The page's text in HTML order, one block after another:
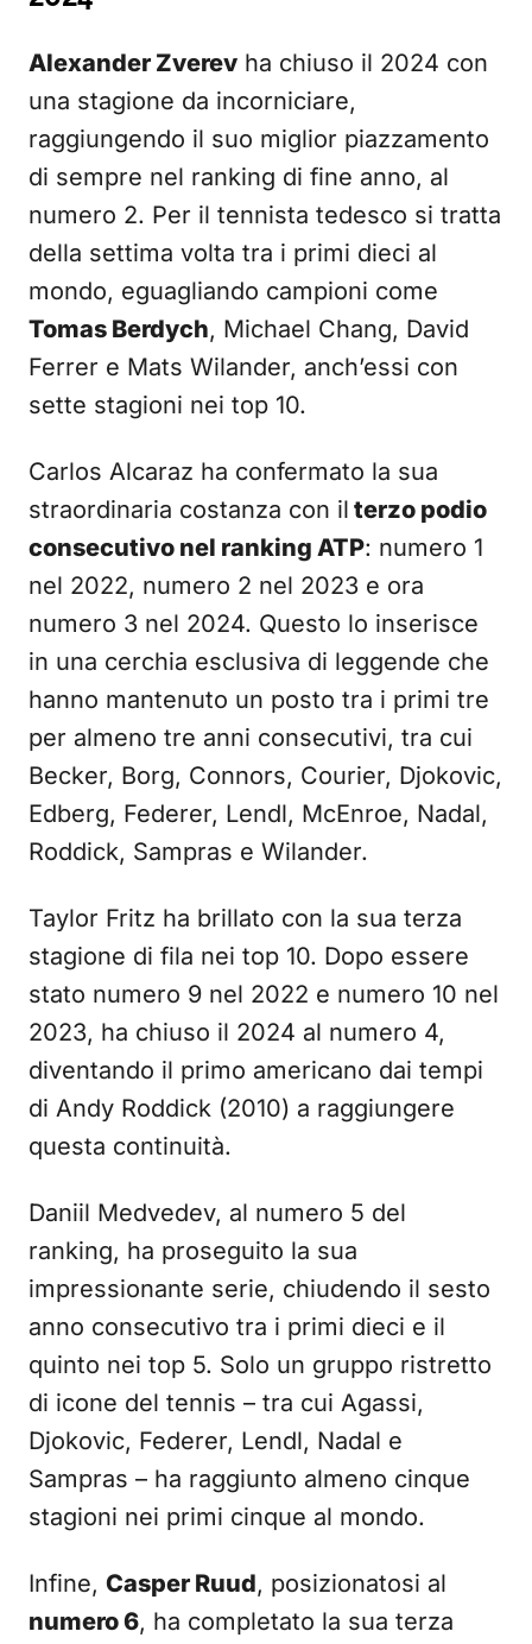
Alexander Zverev ha chiuso il 2024 con
una stagione da incorniciare,
raggiungendo il suo miglior piazzamento
di sempre nel ranking di fine anno, al
numero 2. Per il tennista tedesco si tratta
della settima volta tra i primi dieci al
mondo, eguagliando campioni come
Tomas Berdych, Michael Chang, David
Ferrer e Mats Wilander, anch’essi con
sette stagioni nei top 10.
Carlos Alcaraz ha confermato la sua
straordinaria costanza con il terzo podio
consecutivo nel ranking ATP: numero 1
nel 2022, numero 2 nel 2023 e ora
numero 3 nel 2024. Questo lo inserisce
in una cerchia esclusiva di leggende che
hanno mantenuto un posto tra i primi tre
per almeno tre anni consecutivi, tra cui
Becker, Borg, Connors, Courier, Djokovic,
Edberg, Federer, Lendl, McEnroe, Nadal,
Roddick, Sampras e Wilander.
Taylor Fritz ha brillato con la sua terza
stagione di fila nei top 10. Dopo essere
stato numero 9 nel 2022 e numero 10 nel
2023, ha chiuso il 2024 al numero 4,
diventando il primo americano dai tempi
di Andy Roddick (2010) a raggiungere
questa continuità.
Daniil Medvedev, al numero 5 del
ranking, ha proseguito la sua
impressionante serie, chiudendo il sesto
anno consecutivo tra i primi dieci e il
quinto nei top 5. Solo un gruppo ristretto
di icone del tennis – tra cui Agassi,
Djokovic, Federer, Lendl, Nadal e
Sampras – ha raggiunto almeno cinque
stagioni nei primi cinque al mondo.
Infine, Casper Ruud, posizionatosi al
numero 6, ha completato la sua terza